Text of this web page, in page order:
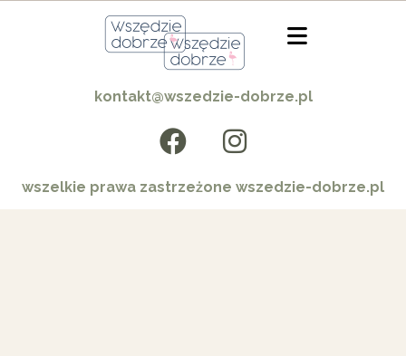
kontakt@wszedzie-dobrze.pl
wszelkie prawa zastrzeżone wszedzie-dobrze.pl